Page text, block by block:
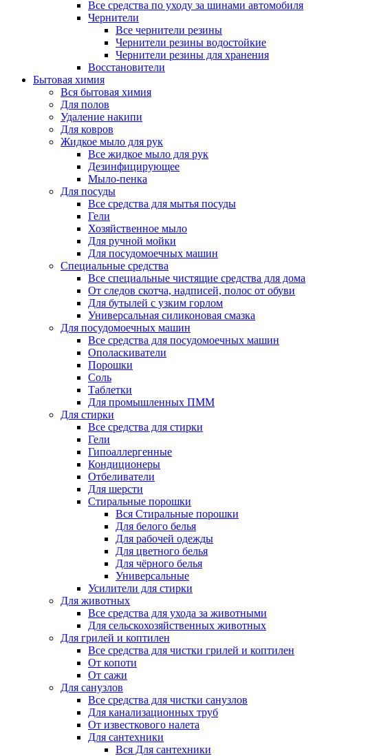
Все средства по уходу за шинами автомобиля
Чернители
Все чернители резины
Чернители резины водостойкие
Чернители резины для хранения
Восстановители
Бытовая химия
Вся бытовая химия
Для полов
Удаление накипи
Для ковров
Жидкое мыло для рук
Все жидкое мыло для рук
Дезинфицирующее
Мыло-пенка
Для посуды
Все средства для мытья посуды
Гели
Хозяйственное мыло
Для ручной мойки
Для посудомоечных машин
Специальные средства
Все специальные чистящие средства для дома
От следов скотча, надписей, полос от обуви
Для бутылей с узким горлом
Универсальная силиконовая смазка
Для посудомоечных машин
Все средства для посудомоечных машин
Ополаскиватели
Порошки
Соль
Таблетки
Для промышленных ПММ
Для стирки
Все средства для стирки
Гели
Гипоаллергенные
Кондиционеры
Отбеливатели
Для шерсти
Стиральные порошки
Вся Стиральные порошки
Для белого белья
Для рабочей одежды
Для цветного белья
Для чёрного белья
Универсальные
Усилители для стирки
Для животных
Все средства для ухода за животными
Для сельскохозяйственных животных
Для грилей и коптилен
Все средства для чистки грилей и коптилен
От копоти
От сажи
Для санузлов
Все средства для чистки санузлов
Для канализационных труб
От известкового налета
Для сантехники
Вся Для сантехники